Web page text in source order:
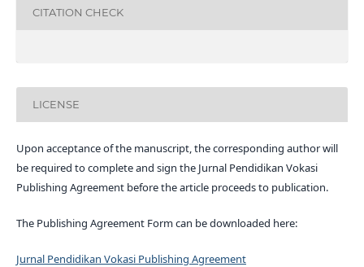
CITATION CHECK
LICENSE
Upon acceptance of the manuscript, the corresponding author will
be required to complete and sign the Jurnal Pendidikan Vokasi
Publishing Agreement before the article proceeds to publication.
The Publishing Agreement Form can be downloaded here:
Jurnal Pendidikan Vokasi Publishing Agreement